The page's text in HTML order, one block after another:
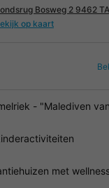
Bosweg 2 9462
op kaart
- "Malediven
met